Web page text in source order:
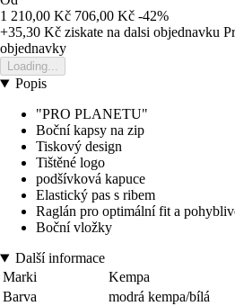
1 210,00 Kč 706,00 Kč -42%
+35,30 Kč ziskate na dalsi objednavku
objednavky
Loading...
Popis
"PRO PLANETU"
Boční kapsy na zip
Tiskový design
Tištěné logo
podšívková kapuce
Elastický pas s ribem
Raglán pro optimální fit a
Boční vložky
Další informace
Marki
Kempa
Barva
modrá kempa/bílá